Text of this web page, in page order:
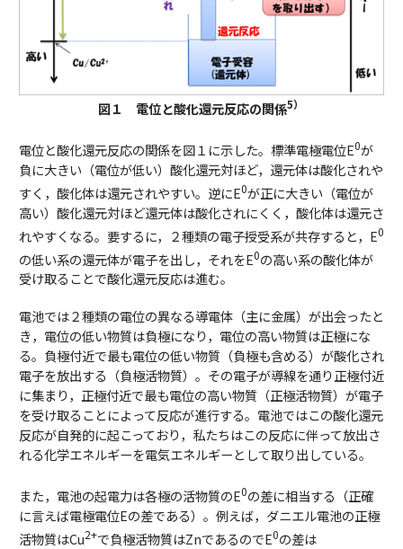
図１ 電位と酸化還元反応の関係5）
電位と酸化還元反応の関係を図１に示した。標準電極電位E0が
負に大きい（電位が低い）酸化還元対ほど，還元体は酸化されや
すく，酸化体は還元されやすい。逆にE0が正に大きい（電位が
高い）酸化還元対ほど還元体は酸化されにくく，酸化体は還元さ
れやすくなる。要するに，２種類の電子授受系が共存すると，E0
の低い系の還元体が電子を出し，それをE0の高い系の酸化体が
受け取ることで酸化還元反応は進む。
電池では２種類の電位の異なる導電体（主に金属）が出会ったと
き，電位の低い物質は負極になり，電位の高い物質は正極にな
る。負極付近で最も電位の低い物質（負極も含める）が酸化され
電子を放出する（負極活物質）。その電子が導線を通り正極付近
に集まり，正極付近で最も電位の高い物質（正極活物質）が電子
を受け取ることによって反応が進行する。電池ではこの酸化還元
反応が自発的に起こっており，私たちはこの反応に伴って放出さ
れる化学エネルギーを電気エネルギーとして取り出している。
また，電池の起電力は各極の活物質のE0の差に相当する（正確
に言えば電極電位Eの差である）。例えば，ダニエル電池の正極
活物質はCu2+で負極活物質はZnであるのでE0の差は